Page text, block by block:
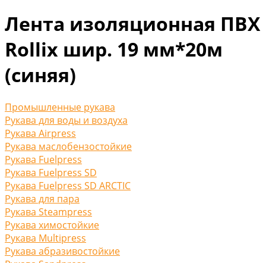
Лента изоляционная ПВХ
Rollix шир. 19 мм*20м
(синяя)
Промышленные рукава
Рукава для воды и воздуха
Рукава Airpress
Рукава маслобензостойкие
Рукава Fuelpress
Рукава Fuelpress SD
Рукава Fuelpress SD ARCTIC
Рукава для пара
Рукава Steampress
Рукава химостойкие
Рукава Multipress
Рукава абразивостойкие